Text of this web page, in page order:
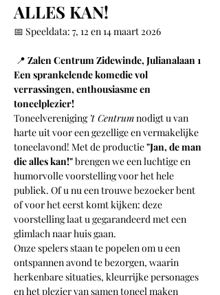
ALLES KAN!
📅 Speeldata: 7, 12 en 14 maart 2026
📍 Zalen Centrum Zidewinde, Julianalaan 1
Een sprankelende komedie vol
verrassingen, enthousiasme en
toneelplezier!
Toneelvereniging ’t Centrum nodigt u van
harte uit voor een gezellige en vermakelijke
toneelavond! Met de productie "Jan, de man
die alles kan!" brengen we een luchtige en
humorvolle voorstelling voor het hele
publiek. Of u nu een trouwe bezoeker bent
of voor het eerst komt kijken: deze
voorstelling laat u gegarandeerd met een
glimlach naar huis gaan.
Onze spelers staan te popelen om u een
ontspannen avond te bezorgen, waarin
herkenbare situaties, kleurrijke personages
en het plezier van samen toneel maken